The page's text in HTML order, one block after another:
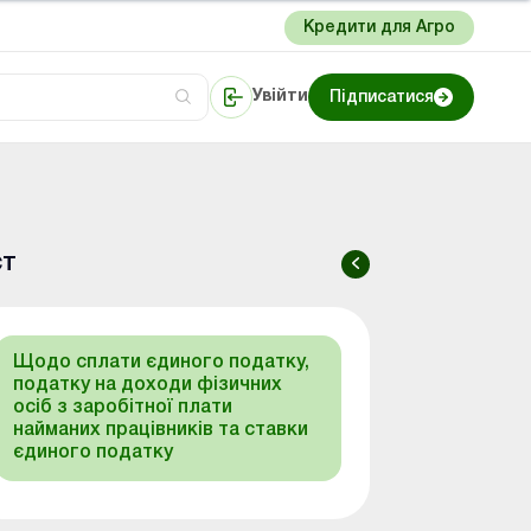
Кредити для Агро
Увійти Підписатися
Щодо сплати єдиного податку,
податку на доходи фізичних
осіб з заробітної плати
найманих працівників та ставки
єдиного податку